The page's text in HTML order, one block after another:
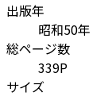
出版年
昭和50年
総ページ数
339P
サイズ